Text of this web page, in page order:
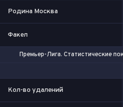
Родина Москва
Факел
Премьер-Лига. Статистические
Кол-во удалений